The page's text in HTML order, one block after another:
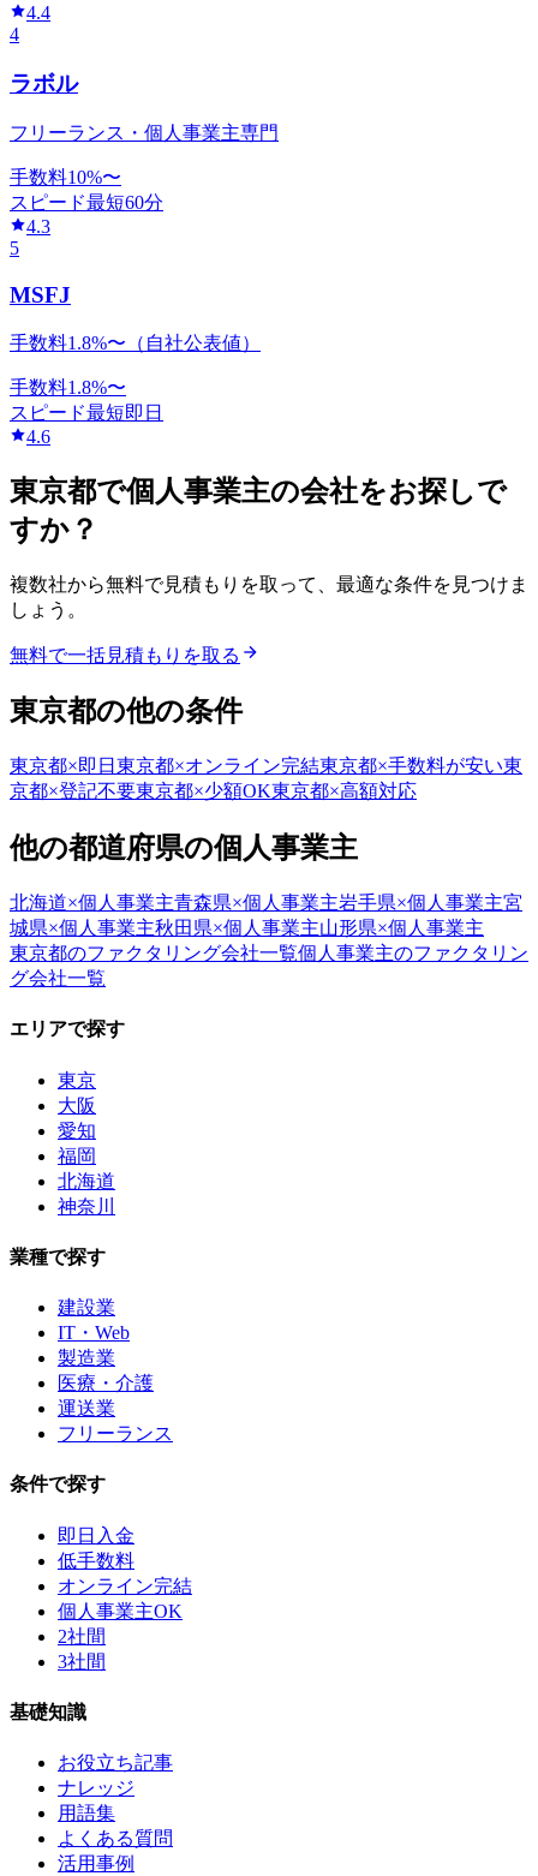
4.4
4
ラボル
フリーランス・個人事業主専門
手数料10%〜
スピード最短60分
4.3
5
MSFJ
手数料1.8%〜（自社公表値）
手数料1.8%〜
スピード最短即日
4.6
東京都で個人事業主の会社をお探しで
すか？
複数社から無料で見積もりを取って、最適な条件を見つけま
しょう。
無料で一括見積もりを取る
東京都の他の条件
東京都×即日 東京都×オンライン完結東京都×手数料が安い東
京都×登記不要東京都×少額OK東京都×高額対応
他の都道府県の個人事業主
北海道×個人事業主青森県×個人事業主岩手県×個人事業主宮
城県×個人事業主秋田県×個人事業主山形県×個人事業主
東京都のファクタリング会社一覧個人事業主のファクタリン
グ会社一覧
エリアで探す
東京
大阪
愛知
福岡
北海道
神奈川
業種で探す
建設業
IT・Web
製造業
医療・介護
運送業
フリーランス
条件で探す
即日入金
低手数料
オンライン完結
個人事業主OK
2社間
3社間
基礎知識
お役立ち記事
ナレッジ
用語集
よくある質問
活用事例